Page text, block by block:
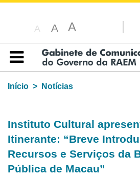
A A A
Índice
Início
Notícias
Instituto Cultural
Itinerante: “Breve
Recursos e Serviços da
Pública de Macau”